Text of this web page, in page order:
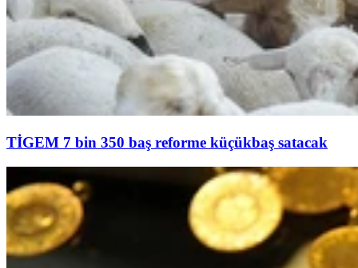
TİGEM 7 bin 350 baş reforme küçükbaş satacak